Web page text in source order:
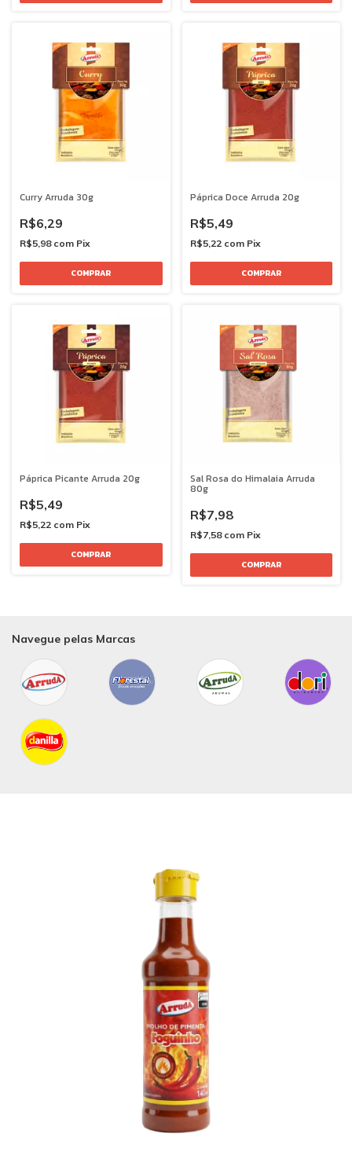
Curry Arruda 30g
R$6,29
R$5,98 com Pix
Páprica Doce Arruda 20g
R$5,49
R$5,22 com Pix
Páprica Picante Arruda 20g
R$5,49
R$5,22 com Pix
Sal Rosa do Himalaia Arruda
80g
R$7,98
R$7,58 com Pix
Navegue pelas Marcas